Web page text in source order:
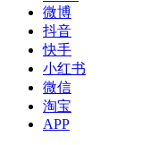
微博
抖音
快手
小红书
微信
淘宝
APP